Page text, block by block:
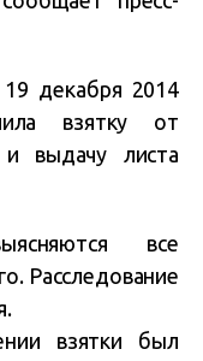
декабря 2014
взятку от
выдачу листа
все
Расследование
взятки был